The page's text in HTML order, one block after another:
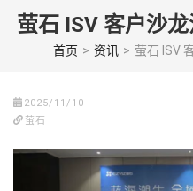
Skip
enter)
萤石 ISV 客户沙
首页 > 资讯 > 萤石 ISV
2025/11/10
萤石